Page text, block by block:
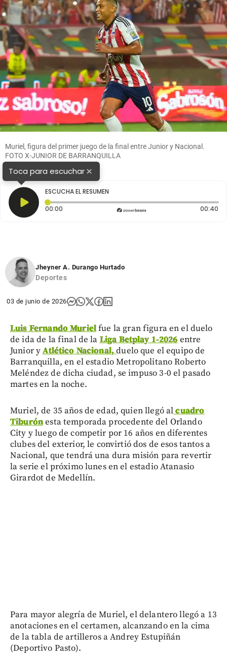
Muriel, figura del primer juego de la final entre Junior y Nacional.
FOTO X-JUNIOR DE BARRANQUILLA
Toca para escuchar×
ESCUCHA EL RESUMEN
00:00 Tiempo transcurrido: 0 segundos 00:40
Jheyner A. Durango Hurtado
Deportes
03 de junio de 2026
Luis Fernando Murielfue la gran figura en el duelo
de ida de la final de la Liga Betplay 1-2026 entre
Junior yAtlético Nacional,duelo que el equipo de
Barranquilla, en el estadio Metropolitano Roberto
Meléndez de dicha ciudad, se impuso 3-0 el pasado
martes en la noche.
Muriel, de 35 años de edad, quien llegó alcuadro
Tiburónesta temporada procedente del Orlando
City y luego de competir por 16 años en diferentes
clubes del exterior, le convirtió dos de esos tantos a
Nacional, que tendrá una dura misión para revertir
la serie el próximo lunes en el estadio Atanasio
Girardot de Medellín.
Para mayor alegría de Muriel, el delantero llegó a 13
anotaciones en el certamen, alcanzando en la cima
de la tabla de artilleros a Andrey Estupiñán
(Deportivo Pasto).